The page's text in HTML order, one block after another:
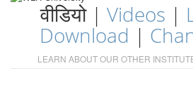
वीडियो | Videos |
Download |
LEARN ABOUT OUR OTHER